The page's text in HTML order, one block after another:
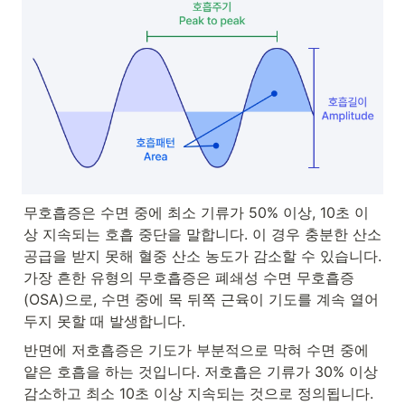
무호흡증은 수면 중에 최소 기류가 50% 이상, 10초 이
상 지속되는 호흡 중단을 말합니다. 이 경우 충분한 산소
공급을 받지 못해 혈중 산소 농도가 감소할 수 있습니다.
가장 흔한 유형의 무호흡증은 폐쇄성 수면 무호흡증
(OSA)으로, 수면 중에 목 뒤쪽 근육이 기도를 계속 열어
두지 못할 때 발생합니다.
반면에 저호흡증은 기도가 부분적으로 막혀 수면 중에
얕은 호흡을 하는 것입니다. 저호흡은 기류가 30% 이상
감소하고 최소 10초 이상 지속되는 것으로 정의됩니다.